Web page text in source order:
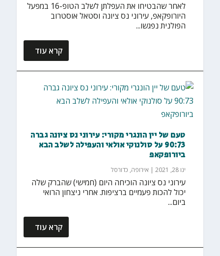
לאחר שהבטיחו את העפלתן לשלב הטופ-16 במפעל
היורופקאפ, עירוני נס ציונה וסטאל אוסטרוב
הפולנית נפגשו...
קרא עוד
טעם של יין הונגרי מקורי: עירוני נס ציונה גברה
90:73 על סולנוקי אולאי והעפילה לשלב הבא
ביורופקאפ
ינו 28, 2021 | אירופה, כדורסל
עירוני נס ציונה הוכיחה היום (חמישי) שהברק שלה
יכול להכות פעמיים ברציפות. אחרי ניצחון הרואי
ביום...
קרא עוד